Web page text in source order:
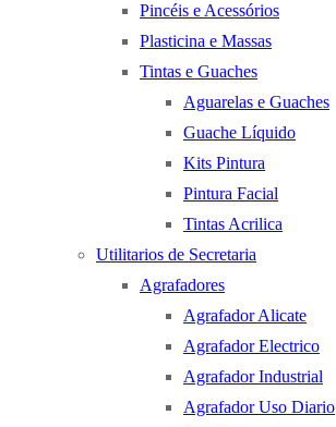
Pincéis e Acessórios
Plasticina e Massas
Tintas e Guaches
Aguarelas e Guaches
Guache Líquido
Kits Pintura
Pintura Facial
Tintas Acrilica
Utilitarios de Secretaria
Agrafadores
Agrafador Alicate
Agrafador Electrico
Agrafador Industrial
Agrafador Uso Diario